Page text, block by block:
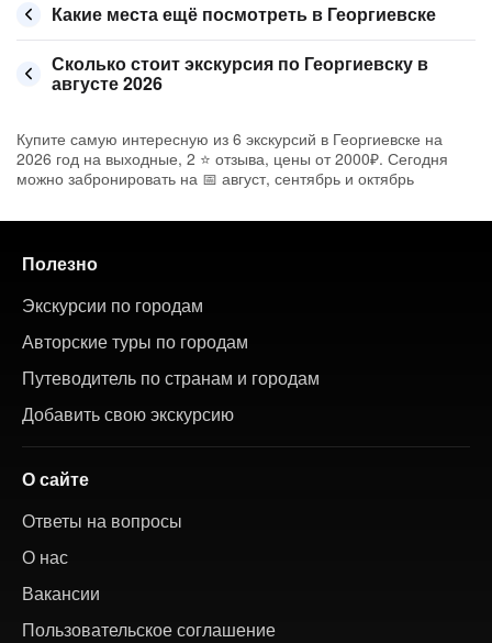
Какие места ещё посмотреть в Георгиевске
Сколько стоит экскурсия по Георгиевску в
августе 2026
Купите самую интересную из 6 экскурсий в Георгиевске на
2026 год на выходные, 2 ⭐ отзыва, цены от 2000₽. Сегодня
можно забронировать на 📅 август, сентябрь и октябрь
Полезно
Экскурсии по городам
Авторские туры по городам
Путеводитель по странам и городам
Добавить свою экскурсию
О сайте
Ответы на вопросы
О нас
Вакансии
Пользовательское соглашение